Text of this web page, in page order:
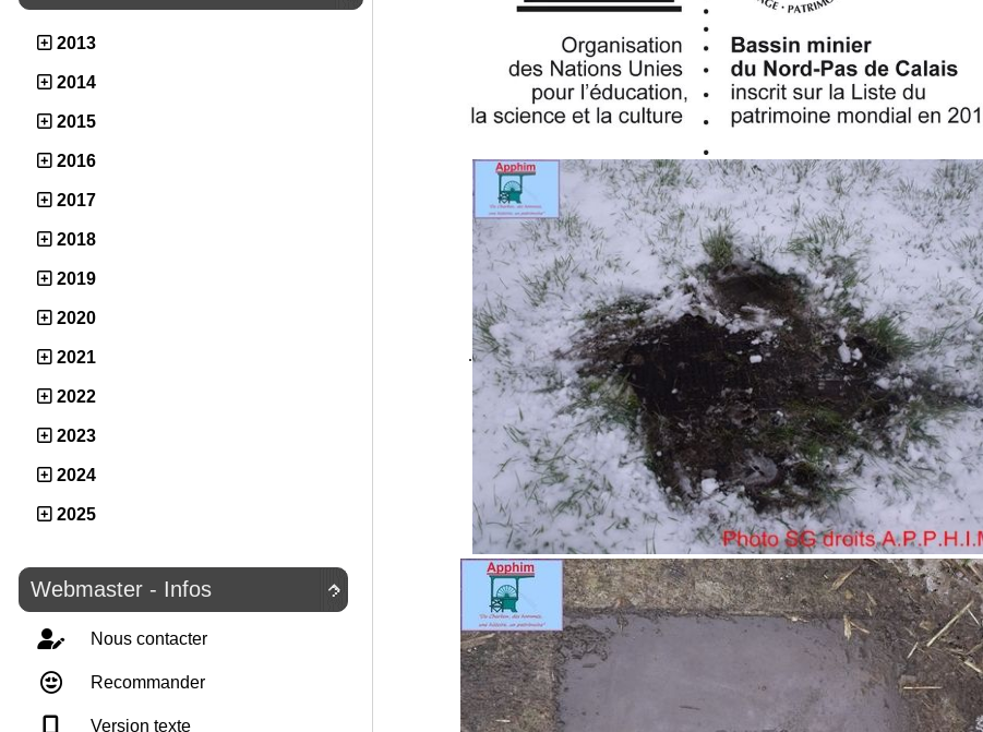
2013
2014
2015
2016
2017
2018
2019
2020
2021
2022
2023
2024
2025

Webmaster - Infos
Nous contacter
Recommander
Version texte
.